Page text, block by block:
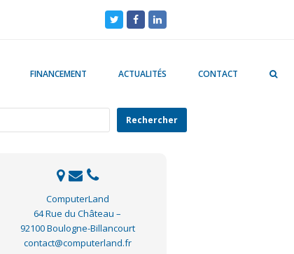
TwitterFacebookLinkedIn
FINANCEMENT ACTUALITÉS CONTACT
Rechercher
ComputerLand
64 Rue du Château –
92100 Boulogne-Billancourt
contact@computerland.fr